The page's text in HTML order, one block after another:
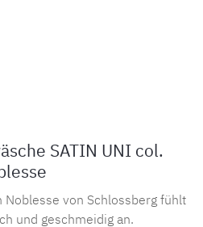
SATIN UNI col.
Noblesse von Schlossberg fühlt
und geschmeidig an.